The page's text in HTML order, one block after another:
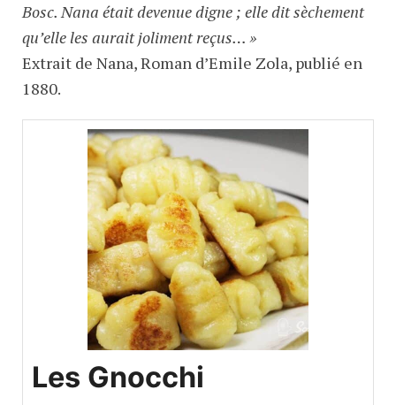
Bosc. Nana était devenue digne ; elle dit sèchement
qu’elle les aurait joliment reçus… »
Extrait de Nana, Roman d’Emile Zola, publié en
1880.
Les Gnocchi